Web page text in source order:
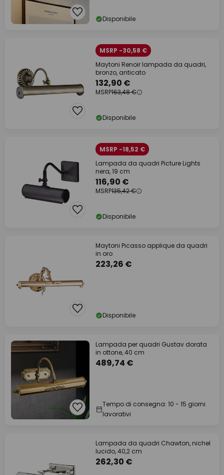
Disponibile
MSRP -30,58 €
Maytoni Renoir lampada da quadri,
bronzo, anticato
132,90 €
MSRP163,48 €
Disponibile
MSRP -18,52 €
Lampada da quadri Picture Lights
nera, 19 cm
116,90 €
MSRP135,42 €
Disponibile
Maytoni Picasso applique da quadri
in oro
223,26 €
Disponibile
Lampada per quadri Gustav dorata
in ottone, 40 cm
489,74 €
Tempo di consegna: 10 - 15 giorni
lavorativi
Lampada da quadri Chawton, nichel
lucido, 40,2 cm
262,30 €